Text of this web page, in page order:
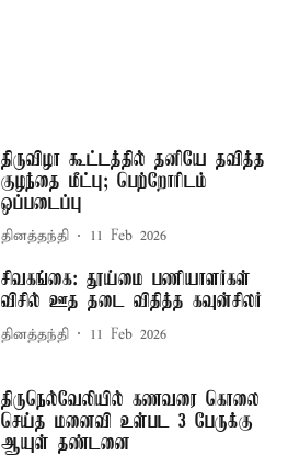
திருவிழா கூட்டத்தில் தனியே தவித்த
குழந்தை மீட்பு; பெற்றோரிடம்
ஒப்படைப்பு
தினத்தந்தி 11 Feb 2026
சிவகங்கை: தூய்மை பணியாளர்கள்
விசில் ஊத தடை விதித்த கவுன்சிலர்
தினத்தந்தி 11 Feb 2026
திருநெல்வேலியில் கணவரை கொலை
செய்த மனைவி உள்பட 3 பேருக்கு
ஆயுள் தண்டனை